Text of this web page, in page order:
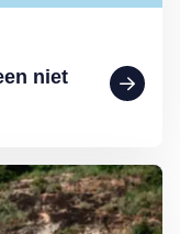
niet
ooit